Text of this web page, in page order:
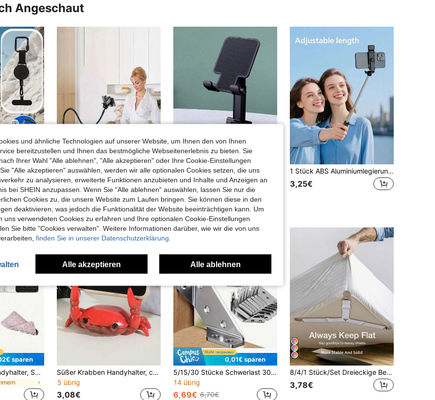
Angeschaut
2 Stück Anti-Verlust Handyschlaufe, einziehbare Schlaufe mit Sicherheitsschnalle, leichtes Design, Länge 20cm, geeignet für Wandern, Radfahren, Klettern, Schwarz
Klammern
0,03€ sparen
1 Stück 360° drehbarer, verstellbarer Schwanenhals Handyhalter, universeller Smartphone Ständer, geeignet für 4-7 Zoll Handys, Ladeanschluss vorhanden, passend für Wohnzimmer, Schlafzimmer, Küche, Bad und mehr, auch eine perfekte Geschenkidee
6,58€ 6,61€
27 übrig
4,54€
1 Stück ABS Aluminiumlegierung minimalistischer einfarbiger ausziehbarer Selfie-Stick Stativ, 360° drehbares Design. Dieser Anti-Wackler Handyhalter ist geeignet für Live-Streaming und Outdoor-Aufnahmen, ein praktisches Geschenk für Feiertage, Abschlusszeit, Schulanfang und Geburtstage. Heimdekoration, Haushaltsartikel, Haushaltsbedarf, Geschenk für Frauen, Geschenk für Männer, Geschenk für Mutter, Geschenk für Vater, Geschenk für Großvater, Geschenk für Großmutter
3,25€
sparen
5er/Set Silikon Handyhalter, Saugnapf Handyhalter, Freihand Handygriff, Ringhalter, kompatibel mit Android Handys, geeignet für glatte Glas Handyrückseiten, nicht geeignet für raue matte Handyrückseiten. Weiß+Schwarz+Rosa+Transparent+Rosarot, Osterparade Frühlingsfeier.
Süßer Krabben Handyhalter, coller Tier Handyständer, geeignet für Zuhause, Büro und Wohnheim Dekoration
5 übrig
3,08€
0,01€ sparen
5/15/30 Stücke Schwerlast 304 Edelstahl Winkelverbinder 90-Grad Winkelverbinder perfekt für Schränke & Möbel, Industriehardware
14 übrig
6,69€ 6,70€
8/4/1 Stück/Set Dreieckige Bettdecken-Befestigungsclips, Bettlaken-Clips, verstellbare elastische Bettlaken-Spanner, robuste Bettlaken-Befestigungen mit Metallclips, elastische Bettdecken-Befestigungswerkzeuge, unsichtbare rutschfeste Bettlaken-Spanner, geeignet für Sofakissen, Bettdecken, Bettlaken, Heimtextilien
3,78€
und ähnliche Technologien auf unserer Website, um Ihnen den von Ihnen
bereitzustellen und Ihnen das bestmögliche Webseitenerlebnis zu bieten. Sie
Ihrer Wahl "Alle ablehnen", "Alle akzeptieren" oder Ihre Cookie-Einstellungen
"Alle akzeptieren" auswählen, werden wir alle optionalen Cookies setzen, die uns
zu analysieren, erweiterte Funktionen anzubieten und Inhalte und Anzeigen an
bei SHEIN anzupassen. Wenn Sie "Alle ablehnen" auswählen, lassen Sie nur die
Cookies zu, die unsere Website zum Laufen bringen. Sie können diese in den
deaktivieren, was jedoch die Funktionalität der Website beeinträchtigen kann. Um
uns verwendeten Cookies zu erfahren und Ihre optionalen Cookie-Einstellungen
Sie bitte "Cookies verwalten". Weitere Informationen darüber, wie wir die von uns
finden Sie in unserer Datenschutzerklärung.
Alle akzeptieren Alle ablehnen